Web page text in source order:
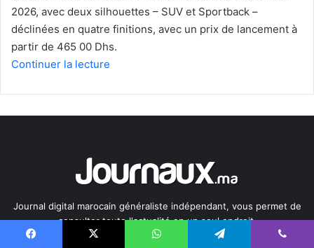
2026, avec deux silhouettes – SUV et Sportback –
déclinées en quatre finitions, avec un prix de lancement à
partir de 465 00 Dhs.
Continuer la lecture
Journal digital marocain généraliste indépendant, vous permet de
consulter toute l'actualité en un seul endroit.